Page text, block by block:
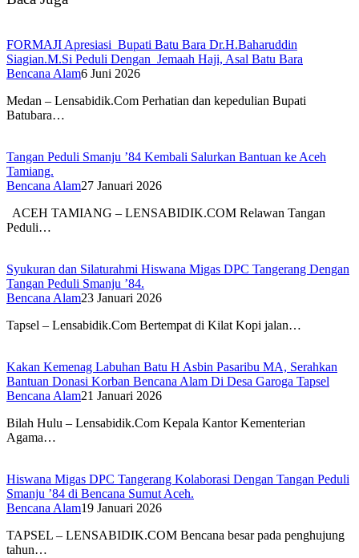
FORMAJI Apresiasi Bupati Batu Bara Dr.H.Baharuddin
Siagian.M.Si Peduli Dengan Jemaah Haji, Asal Batu Bara
Bencana Alam6 Juni 2026
Medan – Lensabidik.Com Perhatian dan kepedulian Bupati
Batubara…
Tangan Peduli Smanju ’84 Kembali Salurkan Bantuan ke Aceh
Tamiang.
Bencana Alam27 Januari 2026
ACEH TAMIANG – LENSABIDIK.COM Relawan Tangan
Peduli…
Syukuran dan Silaturahmi Hiswana Migas DPC Tangerang Dengan
Tangan Peduli Smanju ’84.
Bencana Alam23 Januari 2026
Tapsel – Lensabidik.Com Bertempat di Kilat Kopi jalan…
Kakan Kemenag Labuhan Batu H Asbin Pasaribu MA, Serahkan
Bantuan Donasi Korban Bencana Alam Di Desa Garoga Tapsel
Bencana Alam21 Januari 2026
Bilah Hulu – Lensabidik.Com Kepala Kantor Kementerian
Agama…
Hiswana Migas DPC Tangerang Kolaborasi Dengan Tangan Peduli
Smanju ’84 di Bencana Sumut Aceh.
Bencana Alam19 Januari 2026
TAPSEL – LENSABIDIK.COM Bencana besar pada penghujung
tahun…